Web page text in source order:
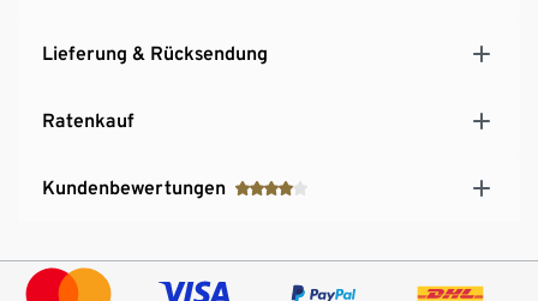
Lieferung & Rücksendung
Ratenkauf
Kundenbewertungen